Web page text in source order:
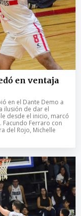
en ventaja
en el Dante Demo a
ilusión de dar el
desde el inicio, marcó
Facundo Ferraro con
del Rojo, Michelle